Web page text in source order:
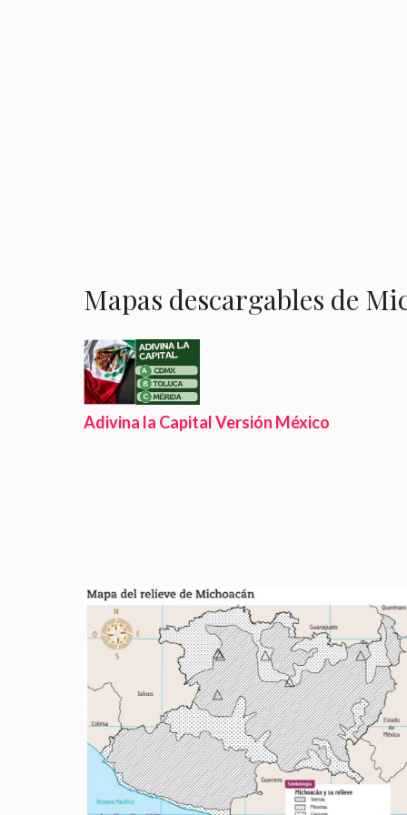
Mapas descargables de
Adivina la Capital Versión México